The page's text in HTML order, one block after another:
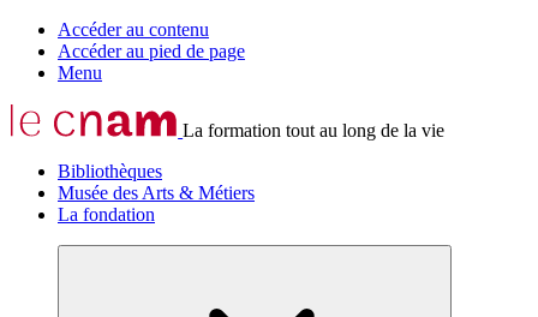
Accéder au contenu
Accéder au pied de page
Menu
La formation tout au long de la vie
Bibliothèques
Musée des Arts & Métiers
La fondation